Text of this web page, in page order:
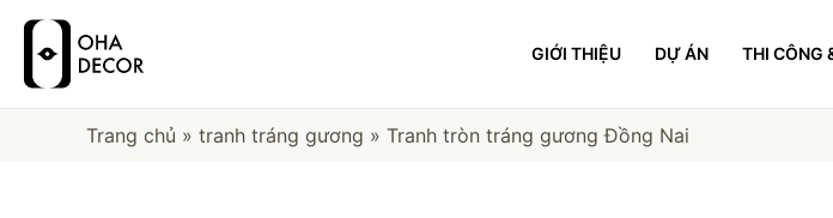
GIỚI THIỆU DỰ ÁN THI CÔNG
Trang chủ » tranh tráng gương » Tranh tròn tráng gương Đồng Nai